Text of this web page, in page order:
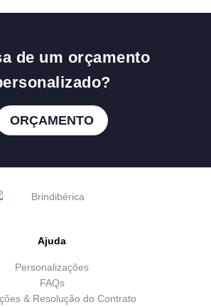
de um orçamento
ORÇAMENTO
Ajuda
Personalizações
FAQs
& Resolução do Contrato